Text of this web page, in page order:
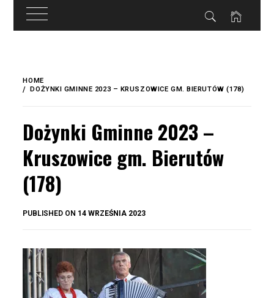
treści
content
HOME
DOŻYNKI GMINNE 2023 – KRUSZOWICE GM. BIERUTÓW (178)
Dożynki Gminne 2023 –
Kruszowice gm. Bierutów
(178)
PUBLISHED ON 14 WRZEŚNIA 2023